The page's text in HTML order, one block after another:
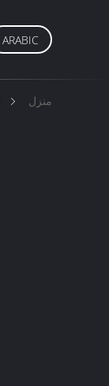
ARABIC
منزل